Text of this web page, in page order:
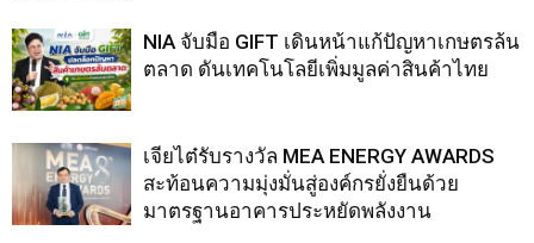
NIA จับมือ GIFT เดินหน้าแก้ปัญหาเกษตรล้น
ตลาด ดันเทคโนโลยีเพิ่มมูลค่าสินค้าไทย
เจียไต๋รับรางวัล MEA ENERGY AWARDS
สะท้อนความมุ่งมั่นสู่องค์กรยั่งยืนด้วย
มาตรฐานอาคารประหยัดพลังงาน